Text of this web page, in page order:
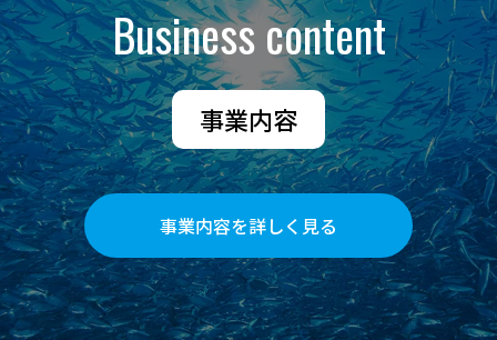
Business content
事業内容
事業内容を詳しく見る